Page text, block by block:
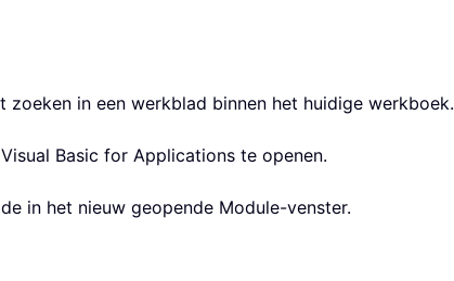
in een werkblad binnen het huidige werkboek.
Basic for Applications te openen.
in het nieuw geopende Module-venster.